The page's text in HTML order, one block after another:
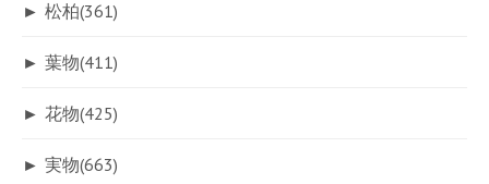
► 松柏(361)
► 葉物(411)
► 花物(425)
► 実物(663)